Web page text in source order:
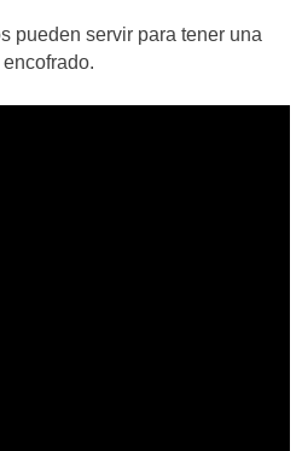
pueden servir para tener una